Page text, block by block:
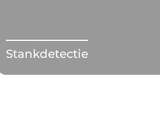
Stankdetectie